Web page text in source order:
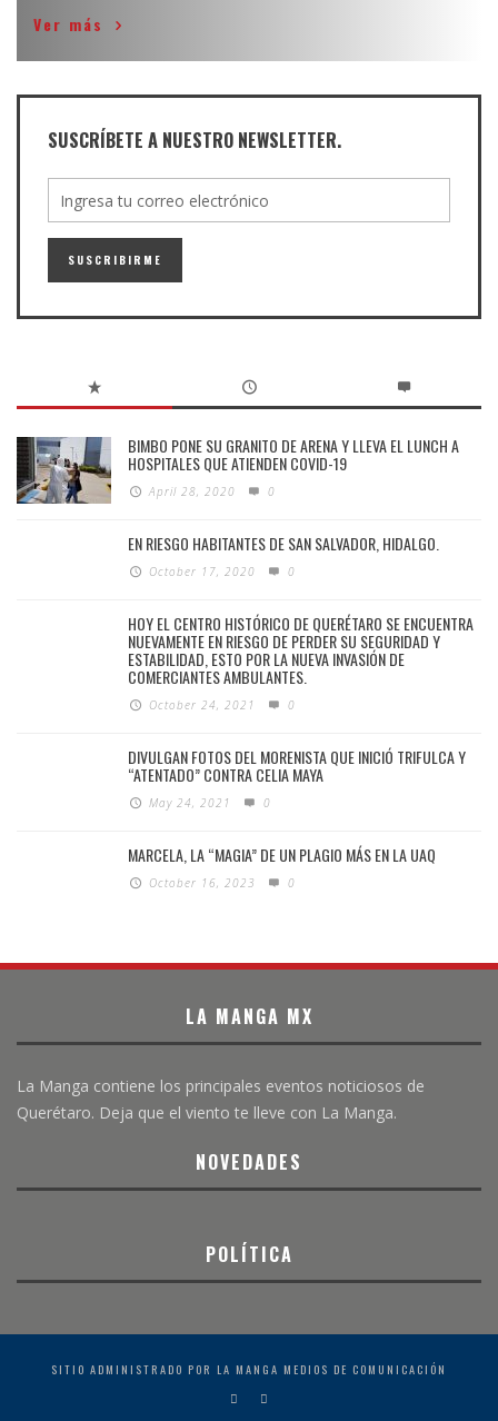
Ver más
SUSCRÍBETE A NUESTRO NEWSLETTER.
BIMBO PONE SU GRANITO DE ARENA Y LLEVA EL LUNCH A
HOSPITALES QUE ATIENDEN COVID-19
April 28, 2020 0
EN RIESGO HABITANTES DE SAN SALVADOR, HIDALGO.
October 17, 2020 0
HOY EL CENTRO HISTÓRICO DE QUERÉTARO SE ENCUENTRA
NUEVAMENTE EN RIESGO DE PERDER SU SEGURIDAD Y
ESTABILIDAD, ESTO POR LA NUEVA INVASIÓN DE
COMERCIANTES AMBULANTES.
October 24, 2021 0
DIVULGAN FOTOS DEL MORENISTA QUE INICIÓ TRIFULCA Y
“ATENTADO” CONTRA CELIA MAYA
May 24, 2021 0
MARCELA, LA “MAGIA” DE UN PLAGIO MÁS EN LA UAQ
October 16, 2023 0
LA MANGA MX
La Manga contiene los principales eventos noticiosos de
Querétaro. Deja que el viento te lleve con La Manga.
NOVEDADES
POLÍTICA
SITIO ADMINISTRADO POR LA MANGA MEDIOS DE COMUNICACIÓN